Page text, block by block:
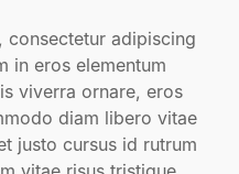
consectetur adipiscing
in eros elementum
viverra ornare, eros
diam libero vitae
justo cursus id rutrum